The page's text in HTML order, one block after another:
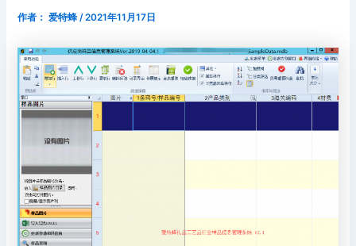
作者： 爱特蜂/2021年11月17日